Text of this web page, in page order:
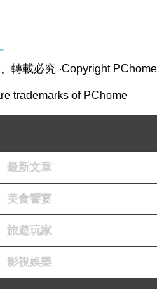
轉載必究 ‧Copyright PChome
trademarks of PChome
最新文章
美食饗宴
旅遊玩家
影視娛樂